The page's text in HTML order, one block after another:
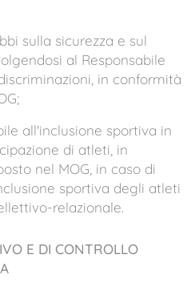
sulla sicurezza e sul
al Responsabile
in conformità
all'inclusione sportiva in
di atleti, in
nel MOG, in caso di
sportiva degli atleti
relazionale.
E DI CONTROLLO